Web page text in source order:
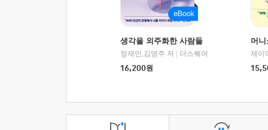
생각을 외주화한 사람들
정재민,김영주 저
더스퀘어
16,200원
머